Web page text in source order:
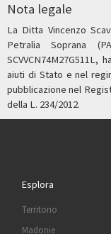
Nota legale
La Ditta Vincenzo
Petralia Soprana
aiuti di Stato e nel
pubblicazione nel
della L. 234/2012.
Esplora
Territorio
Madonie